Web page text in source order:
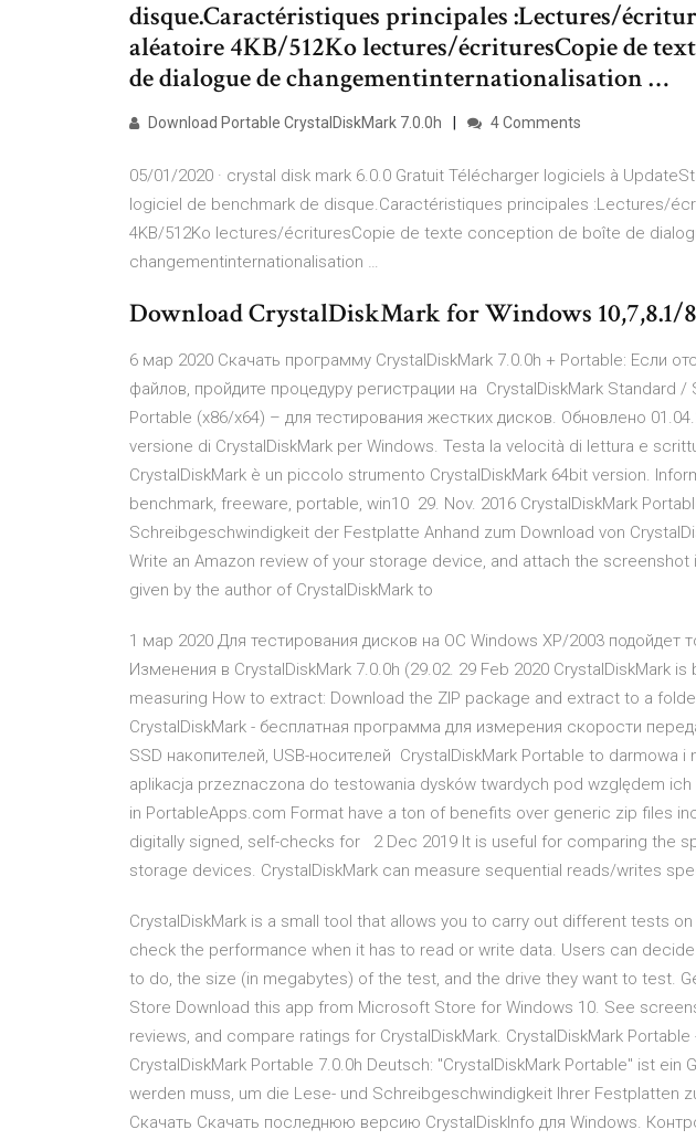
disque.Caractéristiques principales :Lectures/
aléatoire 4KB/512Ko lectures/écrituresCopie de
de dialogue de changementinternationalisation …
Download Portable CrystalDiskMark 7.0.0h 4 Comments
05/01/2020 · crystal disk mark 6.0.0 Gratuit Télécharger logiciels à
logiciel de benchmark de disque.Caractéristiques principales :Lectures/
4KB/512Ko lectures/écrituresCopie de texte conception de boîte de
changementinternationalisation …
Download CrystalDiskMark for Windows 10,7,8.1/
6 мар 2020 Скачать программу CrystalDiskMark 7.0.0h + Portable: Если
файлов, пройдите процедуру регистрации на CrystalDiskMark Standard /
Portable (x86/x64) – для тестирования жестких дисков. Обновлено
versione di CrystalDiskMark per Windows. Testa la velocità di lettura e
CrystalDiskMark è un piccolo strumento CrystalDiskMark 64bit version.
benchmark, freeware, portable, win10 29. Nov. 2016 CrystalDiskMark
Schreibgeschwindigkeit der Festplatte Anhand zum Download von
Write an Amazon review of your storage device, and attach the screenshot
given by the author of CrystalDiskMark to
1 мар 2020 Для тестирования дисков на ОС Windows XP/2003 подойдет
Изменения в CrystalDiskMark 7.0.0h (29.02. 29 Feb 2020 CrystalDiskMark
measuring How to extract: Download the ZIP package and extract to a
CrystalDiskMark - бесплатная программа для измерения скорости
SSD накопителей, USB-носителей CrystalDiskMark Portable to darmowa i
aplikacja przeznaczona do testowania dysków twardych pod względem
in PortableApps.com Format have a ton of benefits over generic zip files
digitally signed, self-checks for 2 Dec 2019 It is useful for comparing the
storage devices. CrystalDiskMark can measure sequential reads/writes
CrystalDiskMark is a small tool that allows you to carry out different tests
check the performance when it has to read or write data. Users can
to do, the size (in megabytes) of the test, and the drive they want to test.
Store Download this app from Microsoft Store for Windows 10. See
reviews, and compare ratings for CrystalDiskMark. CrystalDiskMark Portable
CrystalDiskMark Portable 7.0.0h Deutsch: "CrystalDiskMark Portable" ist ein
werden muss, um die Lese- und Schreibgeschwindigkeit Ihrer Festplatten
Скачать Скачать последнюю версию CrystalDiskInfo для Windows.